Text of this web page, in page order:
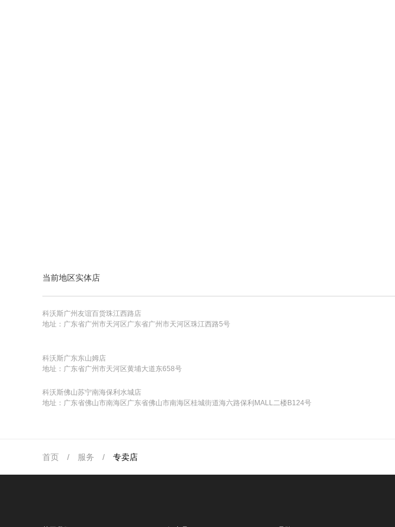
当前地区实体店
科沃斯广州友谊百货珠江西路店
地址：广东省广州市天河区广东省广州市天河区珠江西路5号
科沃斯广东东山姆店
地址：广东省广州市天河区黄埔大道东658号
科沃斯佛山苏宁南海保利水城店
地址：广东省佛山市南海区广东省佛山市南海区桂城街道海六路保利MALL二楼B124号
首页 / 服务 / 专卖店